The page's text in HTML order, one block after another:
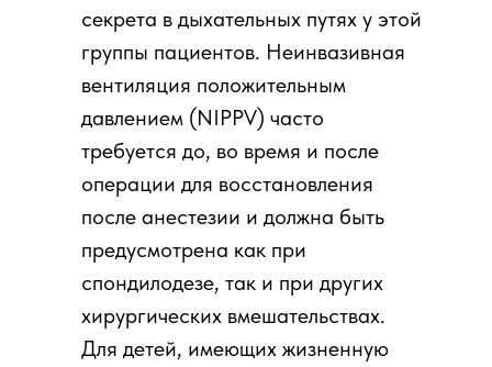
секрета в дыхательных путях у этой
группы пациентов. Неинвазивная
вентиляция положительным
давлением (NIPPV) часто
требуется до, во время и после
операции для восстановления
после анестезии и должна быть
предусмотрена как при
спондилодезе, так и при других
хирургических вмешательствах.
Для детей, имеющих жизненную